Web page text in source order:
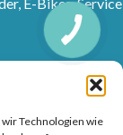
Technologien wie
E-Bikes, Service